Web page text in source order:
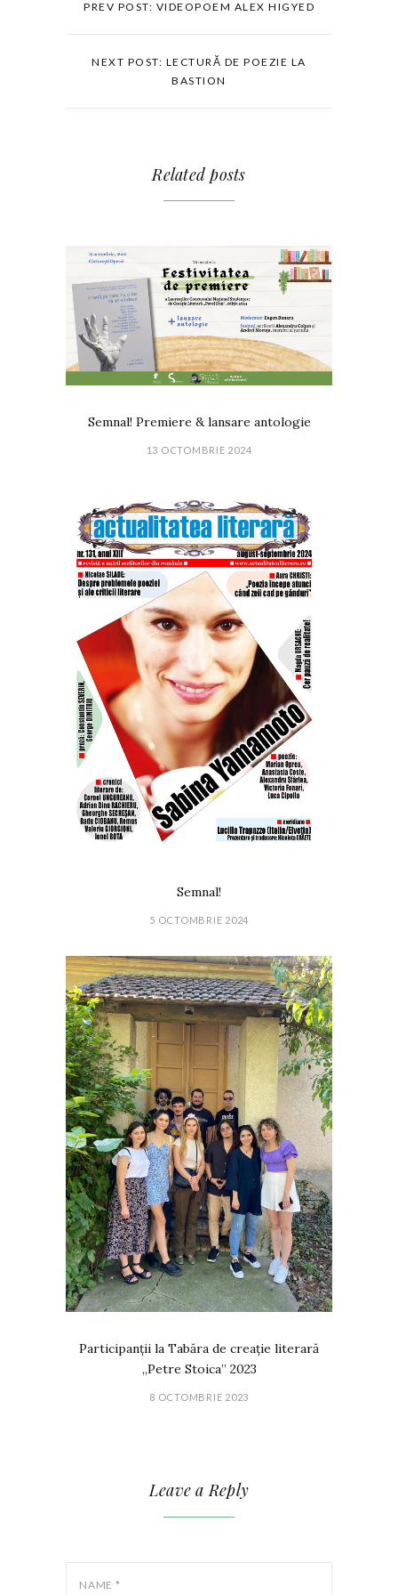
PREV POST: VIDEOPOEM ALEX HIGYED
NEXT POST: LECTURĂ DE POEZIE LA
BASTION
Related posts
Semnal! Premiere & lansare antologie
13 OCTOMBRIE 2024
Semnal!
5 OCTOMBRIE 2024
Participanții la Tabăra de creație literară
„Petre Stoica” 2023
8 OCTOMBRIE 2023
Leave a Reply
NAME *